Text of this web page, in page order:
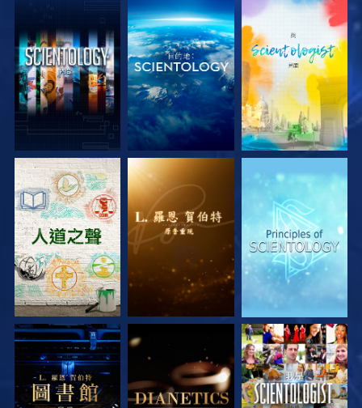
探索系列節目 探索系列節目 探索系列節目
探索系列節目 探索系列節目 觀看